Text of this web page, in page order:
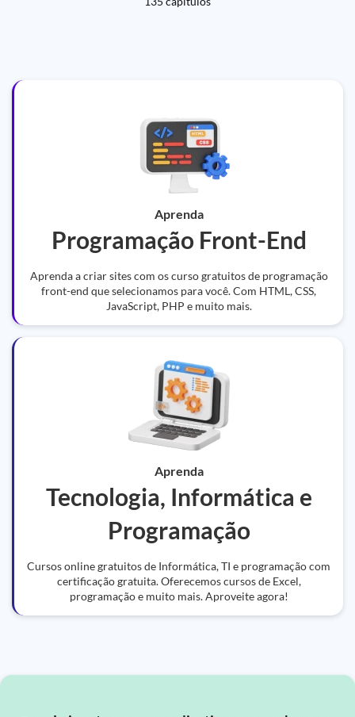
Aprenda
Programação Front-End
Aprenda a criar sites com os curso gratuitos de programação
front-end que selecionamos para você. Com HTML, CSS,
JavaScript, PHP e muito mais.
Aprenda
Tecnologia, Informática e
Programação
Cursos online gratuitos de Informática, TI e programação com
certificação gratuita. Oferecemos cursos de Excel,
programação e muito mais. Aproveite agora!